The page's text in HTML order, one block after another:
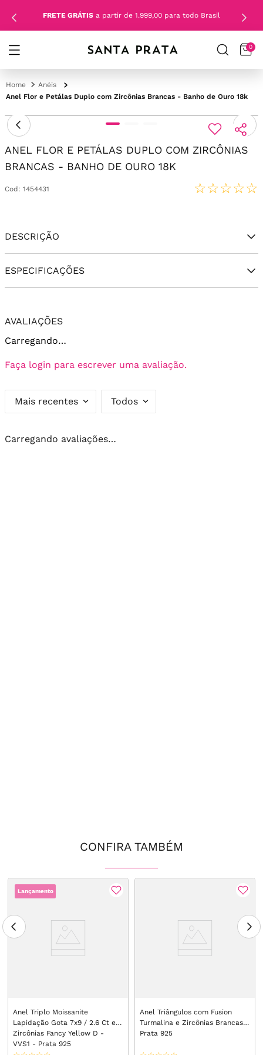
FRETE GRÁTIS a partir de 1.999,00 para todo Brasil
0
Anéis
Anel Flor e Petálas Duplo com Zircônias Brancas - Banho de Ouro 18k
ANEL FLOR E PETÁLAS DUPLO COM ZIRCÔNIAS
BRANCAS - BANHO DE OURO 18K
Cod : 1454431 ☆☆☆☆☆
DESCRIÇÃO
ESPECIFICAÇÕES
AVALIAÇÕES
Carregando…
Faça login para escrever uma avaliação.
Mais recentes Todos
Carregando avaliações…
CONFIRA TAMBÉM
Lançamento
Anel Triplo Moissanite
Lapidação Gota 7x9 / 2.6 Ct e
Zircônias Fancy Yellow D -
VVS1 - Prata 925
Anel Triângulos com Fusion
Turmalina e Zircônias Brancas -
Prata 925